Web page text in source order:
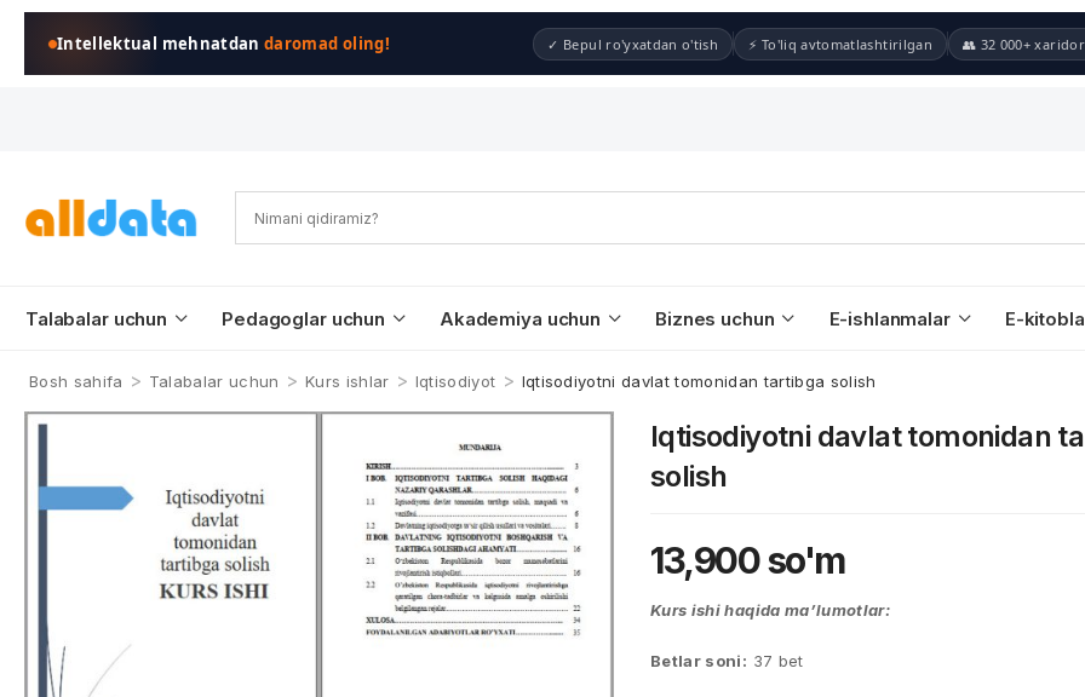
Intellektual mehnatdandaromad oling! ✓ Bepul ro'yxatdan o'tish ⚡ To'liq avtomatlashtirilgan 👥 32 000+ xaridor
Talabalar uchun Pedagoglar uchun Akademiya uchun Biznes uchun E-ishlanmalar E-
Bosh sahifa > Talabalar uchun > Kurs ishlar > Iqtisodiyot > Iqtisodiyotni davlat tomonidan tartibga solish
Iqtisodiyotni davlat tomonidan
solish
13,900so'm
Kurs ishi haqida ma’lumotlar:
Betlar soni: 37 bet